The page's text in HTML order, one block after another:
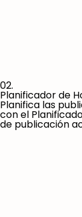
02.
Planificador de
Planifica las
con el
de publicación